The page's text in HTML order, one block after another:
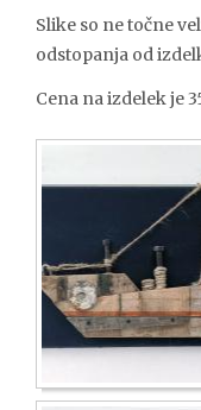
Slike so ne točne
odstopanja od
Cena na izdelek je